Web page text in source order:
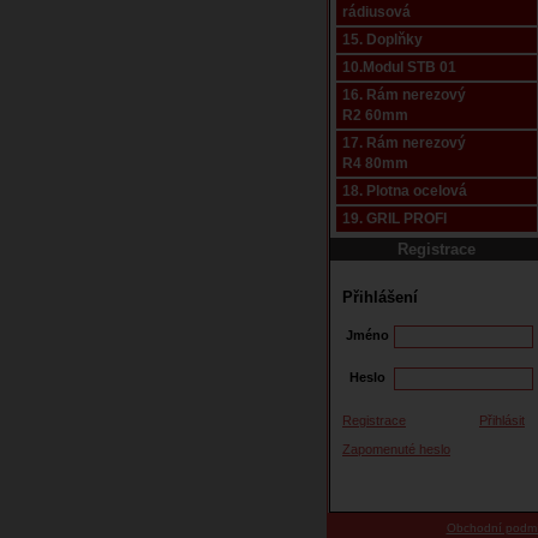
rádiusová
15. Doplňky
10.Modul STB 01
16. Rám nerezový
R2 60mm
17. Rám nerezový
R4 80mm
18. Plotna ocelová
19. GRIL PROFI
Registrace
Přihlášení
Jméno
Heslo
Registrace
Přihlásit
Zapomenuté heslo
Obchodní